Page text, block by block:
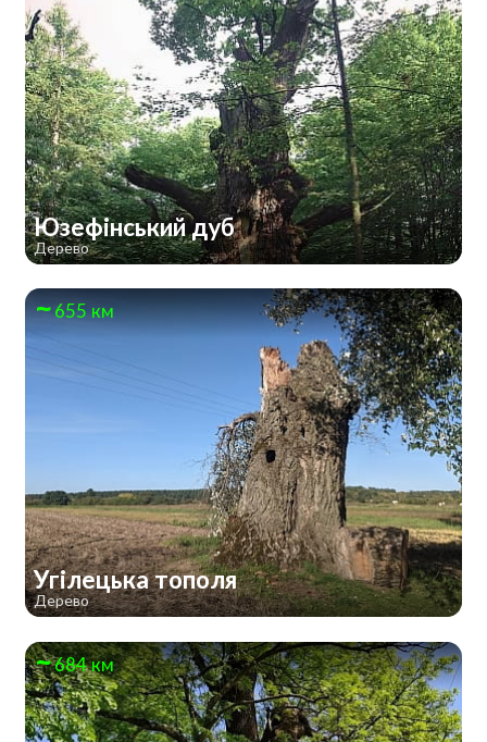
Юзефінський дуб
Дерево
655 км
Угілецька тополя
Дерево
684 км